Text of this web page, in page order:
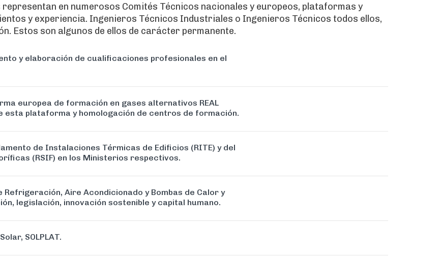
representan en numerosos Comités Técnicos nacionales y europeos, plataformas y
y experiencia. Ingenieros Técnicos Industriales o Ingenieros Técnicos todos ellos,
Estos son algunos de ellos de carácter permanente.
y elaboración de cualificaciones profesionales en el
europea de formación en gases alternativos REAL
esta plataforma y homologación de centros de formación.
de Instalaciones Térmicas de Edificios (RITE) y del
(RSIF) en los Ministerios respectivos.
Refrigeración, Aire Acondicionado y Bombas de Calor y
legislación, innovación sostenible y capital humano.
SOLPLAT.